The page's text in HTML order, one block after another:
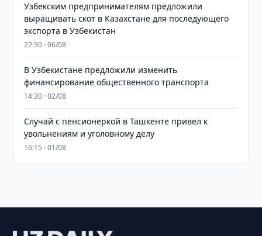
Узбекским предпринимателям предложили
выращивать скот в Казахстане для последующего
экспорта в Узбекистан
22:30 · 06/08
В Узбекистане предложили изменить
финансирование общественного транспорта
14:30 · 02/08
Случай с пенсионеркой в Ташкенте привел к
увольнениям и уголовному делу
16:15 · 01/08